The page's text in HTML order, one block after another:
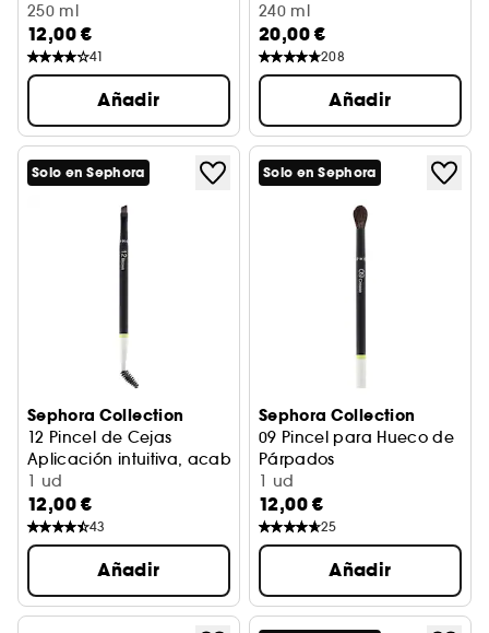
Limpiador detoxificante
250 ml
12,00 €
41
Añadir
Sérum Corporal
240 ml
20,00 €
208
Añadir
Solo en Sephora
Sephora Collection
12 Pincel de Cejas
Aplicación intuitiva, acabado perfecto
1 ud
12,00 €
43
Añadir
Solo en Sephora
Sephora Collection
09 Pincel para Hueco de
Párpados
Aplicación intuitiva,
1 ud
12,00 €
25
Añadir